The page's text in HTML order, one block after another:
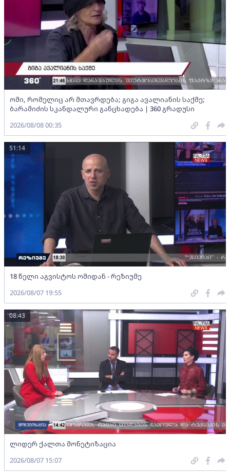
ომი, რომელიც არ მთავრდება; გიგა ავალიანის საქმე;
ბარამიძის სკანდალური განცხადება | 360 გრადუსი
2026/08/08 00:35
18 წელი აგვისტოს ომიდან - რეზიუმე
51:14
2026/08/07 19:55
ლიდერ ქალთა მონეტიზაცია
08:43
2026/08/07 15:07